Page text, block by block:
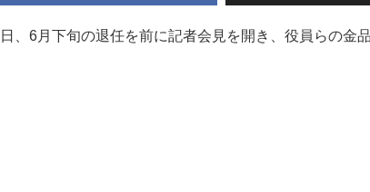
、6月下旬の退任を前に記者会見を開き、役員らの金